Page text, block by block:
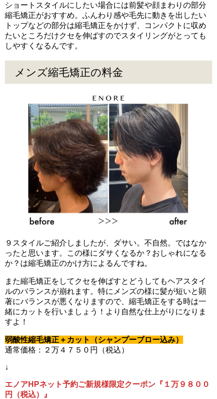
ショートスタイルにしたい場合には前髪や顔まわりの部分
縮毛矯正がおすすめ。ふんわり感や毛先に動きを出したい
トップなどの部分は縮毛矯正をかけず、コンパクトに収め
たいところだけクセを伸ばすのでスタイリングがとっても
しやすくなるんです。
メンズ縮毛矯正の料金
９スタイルご紹介しましたが、ダサい。不自然。ではなか
ったと思います。この様にダサくなるか？おしゃれになる
か？は縮毛矯正のかけ方によるんですね。
また縮毛矯正をしてクセを伸ばすとどうしてもヘアスタイ
ルのバランスが崩れます。特にメンズの様に髪が短いと顕
著にバランスが悪くなりますので、縮毛矯正をする時は一
緒にカットを行いましょう！より自然な仕上がりになりま
すよ！
弱酸性縮毛矯正＋カット（シャンプーブロー込み）
通常価格：２万４７５０円（税込）
↓
エノアHPネット予約ご新規様限定クーポン『１万９８００
円（税込）』